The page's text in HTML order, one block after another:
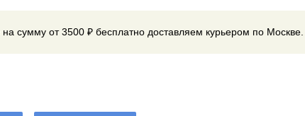
на сумму от 3500 ₽ бесплатно доставляем курьером по Москве.